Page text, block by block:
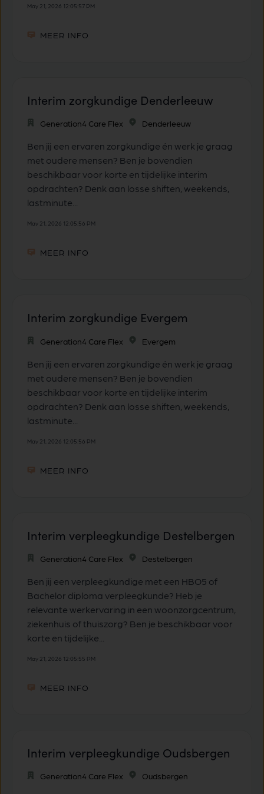
May 21, 2026 12:05:57 PM
MEER INFO
Interim zorgkundige Denderleeuw
Generation4 Care Flex Denderleeuw
Ben jij een ervaren zorgkundige én werk je graag
met oudere mensen? Ben je bovendien
beschikbaar voor korte en tijdelijke interim
opdrachten? Denk aan losse shiften, weekends,
lastminute...
May 21, 2026 12:05:56 PM
MEER INFO
Interim zorgkundige Evergem
Generation4 Care Flex Evergem
Ben jij een ervaren zorgkundige én werk je graag
met oudere mensen? Ben je bovendien
beschikbaar voor korte en tijdelijke interim
opdrachten? Denk aan losse shiften, weekends,
lastminute...
May 21, 2026 12:05:56 PM
MEER INFO
Interim verpleegkundige Destelbergen
Generation4 Care Flex Destelbergen
Ben jij een verpleegkundige met een HBO5 of
Bachelor diploma verpleegkunde? Heb je
relevante werkervaring in een woonzorgcentrum,
ziekenhuis of thuiszorg? Ben je beschikbaar voor
korte en tijdelijke...
May 21, 2026 12:05:55 PM
MEER INFO
Interim verpleegkundige Oudsbergen
Generation4 Care Flex Oudsbergen